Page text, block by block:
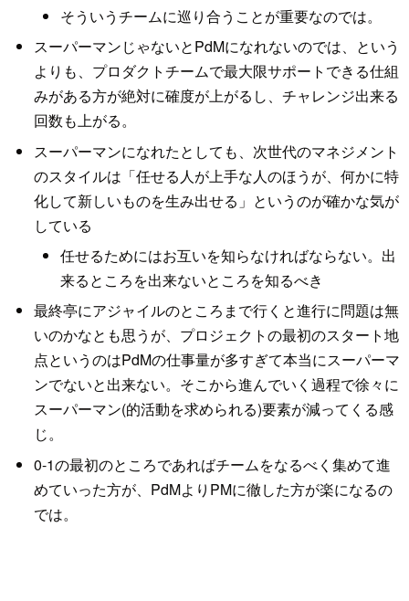
そういうチームに巡り合うことが重要なのでは。
スーパーマンじゃないとPdMになれないのでは、という
よりも、プロダクトチームで最大限サポートできる仕組
みがある方が絶対に確度が上がるし、チャレンジ出来る
回数も上がる。
スーパーマンになれたとしても、次世代のマネジメント
のスタイルは「任せる人が上手な人のほうが、何かに特
化して新しいものを生み出せる」というのが確かな気が
している
任せるためにはお互いを知らなければならない。出
来るところを出来ないところを知るべき
最終亭にアジャイルのところまで行くと進行に問題は無
いのかなとも思うが、プロジェクトの最初のスタート地
点というのはPdMの仕事量が多すぎて本当にスーパーマ
ンでないと出来ない。そこから進んでいく過程で徐々に
スーパーマン(的活動を求められる)要素が減ってくる感
じ。
0-1の最初のところであればチームをなるべく集めて進
めていった方が、PdMよりPMに徹した方が楽になるの
では。